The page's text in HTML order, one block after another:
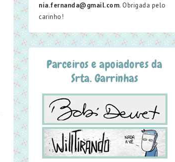
nia.fernanda@gmail.com. Obrigada pelo
carinho!
Parceiros e apoiadores da
Srta. Garrinhas